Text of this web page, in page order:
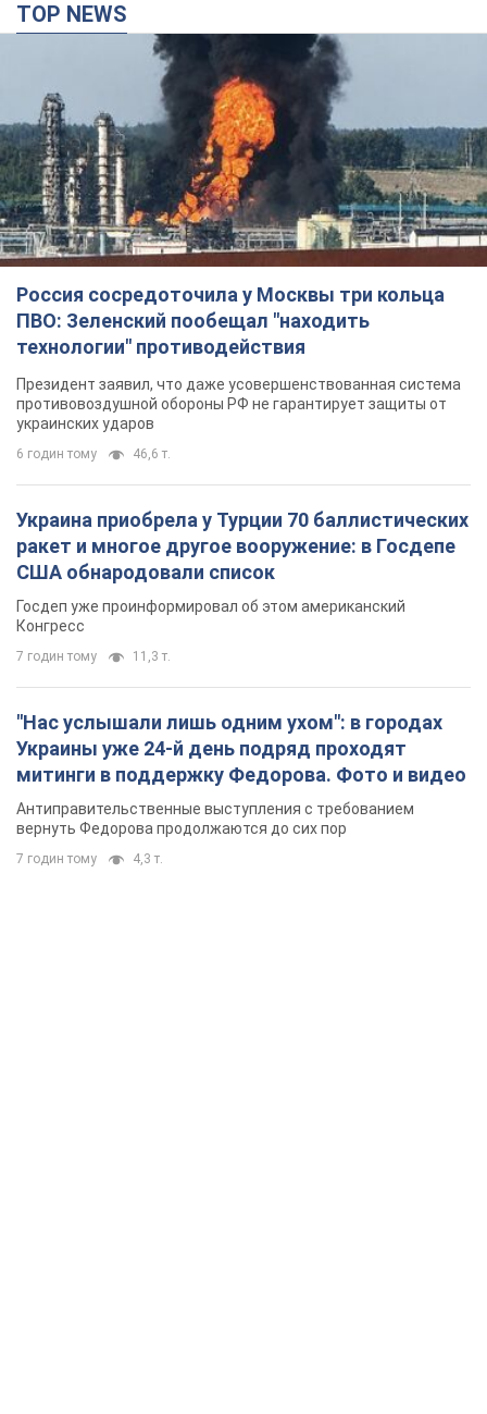
TOP NEWS
Россия сосредоточила у Москвы три кольца
ПВО: Зеленский пообещал "находить
технологии" противодействия
Президент заявил, что даже усовершенствованная система
противовоздушной обороны РФ не гарантирует защиты от
украинских ударов
6 годин тому 46,6 т.
Украина приобрела у Турции 70 баллистических
ракет и многое другое вооружение: в Госдепе
США обнародовали список
Госдеп уже проинформировал об этом американский
Конгресс
7 годин тому 11,3 т.
"Нас услышали лишь одним ухом": в городах
Украины уже 24-й день подряд проходят
митинги в поддержку Федорова. Фото и видео
Антиправительственные выступления с требованием
вернуть Федорова продолжаются до сих пор
7 годин тому 4,3 т.